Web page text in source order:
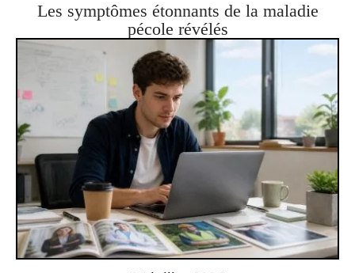
Les symptômes étonnants de la maladie
pécole révélés